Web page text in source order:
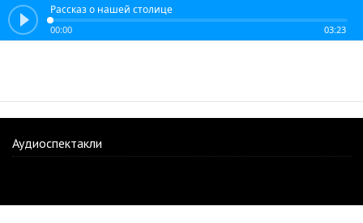
Рассказ о нашей столице
00:00 03:23
Аудиоспектакли